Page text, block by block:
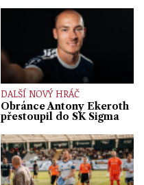
DALŠÍ NOVÝ HRÁČ
Obránce Antony Ekeroth
přestoupil do SK Sigma